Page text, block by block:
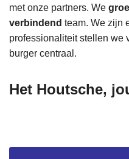
met onze partners. We
verbindend team. We zijn
professionaliteit stellen we
burger centraal.
Het Houtsche,